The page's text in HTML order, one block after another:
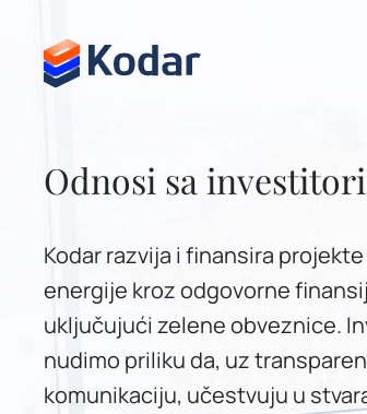
Odnosi sa
Kodar razvija i finansira
energije kroz odgovorne
uključujući zelene obveznice.
nudimo priliku da, uz
komunikaciju, učestvuju u